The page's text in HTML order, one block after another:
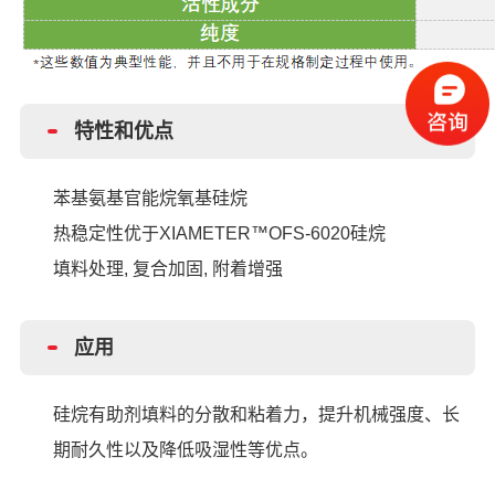
特性和优点
苯基氨基官能烷氧基硅烷
热稳定性优于XIAMETER™OFS-6020硅烷
填料处理, 复合加固, 附着增强
应用
硅烷有助剂填料的分散和粘着力，提升机械强度、长
期耐久性以及降低吸湿性等优点。